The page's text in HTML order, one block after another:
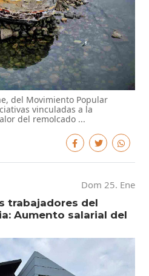
del Movimiento Popular
vinculadas a la
del remolcado ...
Dom 25. Ene
trabajadores del
Aumento salarial del